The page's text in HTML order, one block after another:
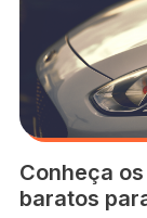
Conheça
baratos